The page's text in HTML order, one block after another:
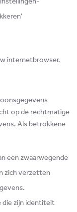
internetbrowser.
op de rechtmatige
Als betrokkene
een zwaarwegende
zich verzetten
die zijn identiteit